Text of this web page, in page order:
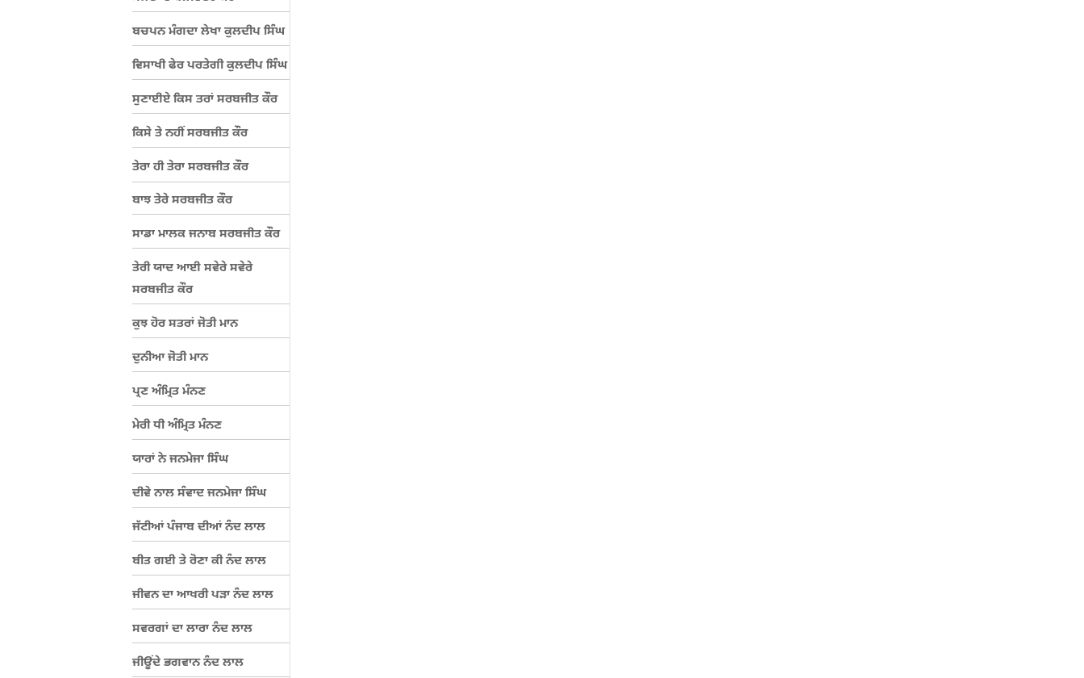
ਬਚਪਨ ਮੰਗਦਾ ਲੇਖਾ ਕੁਲਦੀਪ ਸਿੰਘ
ਵਿਸਾਖੀ ਫੇਰ ਪਰਤੇਗੀ ਕੁਲਦੀਪ ਸਿੰਘ
ਸੁਣਾਈਏ ਕਿਸ ਤਰਾਂ ਸਰਬਜੀਤ ਕੌਰ
ਕਿਸੇ ਤੇ ਨਹੀਂ ਸਰਬਜੀਤ ਕੌਰ
ਤੇਰਾ ਹੀ ਤੇਰਾ ਸਰਬਜੀਤ ਕੌਰ
ਬਾਝ ਤੇਰੇ ਸਰਬਜੀਤ ਕੌਰ
ਸਾਡਾ ਮਾਲਕ ਜਨਾਬ ਸਰਬਜੀਤ ਕੌਰ
ਤੇਰੀ ਯਾਦ ਆਈ ਸਵੇਰੇ ਸਵੇਰੇ
ਸਰਬਜੀਤ ਕੌਰ
ਕੁਝ ਹੋਰ ਸਤਰਾਂ ਜੋਤੀ ਮਾਨ
ਦੁਨੀਆ ਜੋਤੀ ਮਾਨ
ਪ੍ਰਣ ਅੰਮ੍ਰਿਤ ਮੰਨਣ
ਮੇਰੀ ਧੀ ਅੰਮ੍ਰਿਤ ਮੰਨਣ
ਯਾਰਾਂ ਨੇ ਜਨਮੇਜਾ ਸਿੰਘ
ਦੀਵੇ ਨਾਲ ਸੰਵਾਦ ਜਨਮੇਜਾ ਸਿੰਘ
ਜੱਟੀਆਂ ਪੰਜਾਬ ਦੀਆਂ ਨੰਦ ਲਾਲ
ਬੀਤ ਗਈ ਤੇ ਰੋਣਾ ਕੀ ਨੰਦ ਲਾਲ
ਜੀਵਨ ਦਾ ਆਖਰੀ ਪੜਾ ਨੰਦ ਲਾਲ
ਸਵਰਗਾਂ ਦਾ ਲਾਰਾ ਨੰਦ ਲਾਲ
ਜੀਊਂਦੇ ਭਗਵਾਨ ਨੰਦ ਲਾਲ